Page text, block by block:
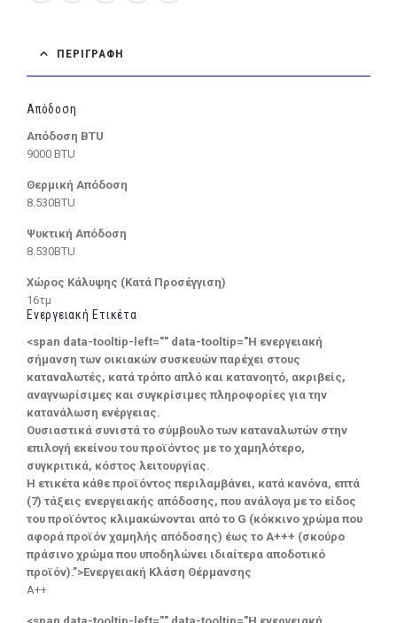
ΠΕΡΙΓΡΑΦΉ
Απόδοση
Απόδοση BTU
9000 BTU
Θερμική Απόδοση
8.530BTU
Ψυκτική Απόδοση
8.530BTU
Χώρος Κάλυψης (Κατά Προσέγγιση)
16τμ
Ενεργειακή Ετικέτα
<span data-tooltip-left="" data-tooltip="Η ενεργειακή
σήμανση των οικιακών συσκευών παρέχει στους
καταναλωτές, κατά τρόπο απλό και κατανοητό, ακριβείς,
αναγνωρίσιμες και συγκρίσιμες πληροφορίες για την
κατανάλωση ενέργειας.
Ουσιαστικά συνιστά το σύμβουλο των καταναλωτών στην
επιλογή εκείνου του προϊόντος με το χαμηλότερο,
συγκριτικά, κόστος λειτουργίας.
Η ετικέτα κάθε προϊόντος περιλαμβάνει, κατά κανόνα, επτά
(7) τάξεις ενεργειακής απόδοσης, που ανάλογα με το είδος
του προϊόντος κλιμακώνονται από το G (κόκκινο χρώμα που
αφορά προϊόν χαμηλής απόδοσης) έως το Α+++ (σκούρο
πράσινο χρώμα που υποδηλώνει ιδιαίτερα αποδοτικό
προϊόν).”>Ενεργειακή Κλάση Θέρμανσης
A++